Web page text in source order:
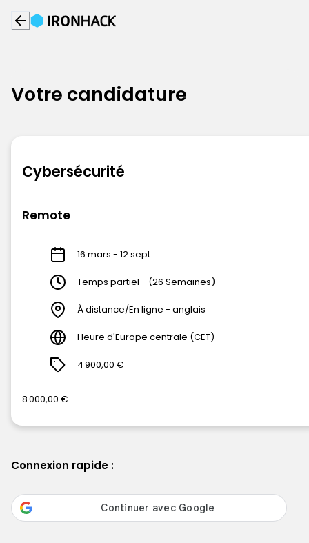
Votre candidature
Cybersécurité
Remote
16 mars - 12 sept.
Temps partiel - (26 Semaines)
À distance/En ligne - anglais
Heure d'Europe centrale (CET)
4 900,00 €
8 000,00 €
Connexion rapide :